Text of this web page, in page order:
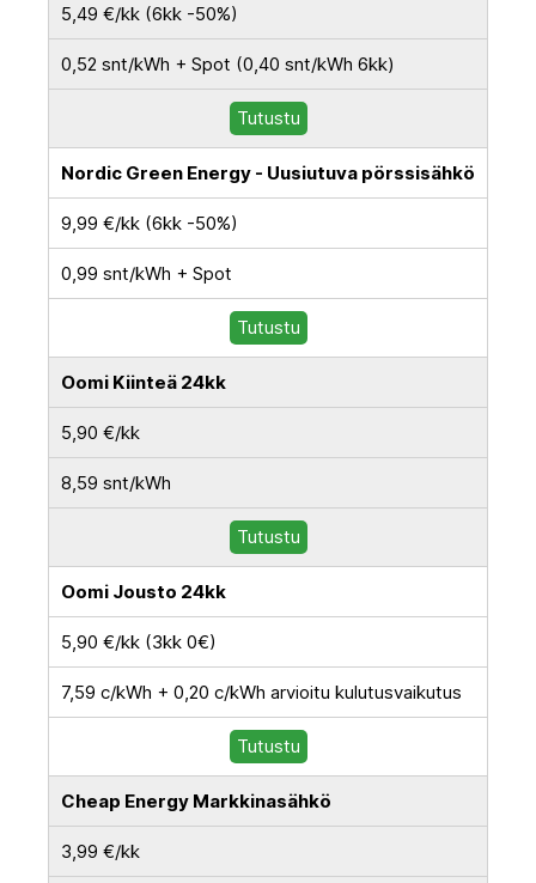
5,49 €/kk (6kk -50%)
0,52 snt/kWh + Spot (0,40 snt/kWh 6kk)
Tutustu
Nordic Green Energy - Uusiutuva pörssisähkö
9,99 €/kk (6kk -50%)
0,99 snt/kWh + Spot
Tutustu
Oomi Kiinteä 24kk
5,90 €/kk
8,59 snt/kWh
Tutustu
Oomi Jousto 24kk
5,90 €/kk (3kk 0€)
7,59 c/kWh + 0,20 c/kWh arvioitu kulutusvaikutus
Tutustu
Cheap Energy Markkinasähkö
3,99 €/kk